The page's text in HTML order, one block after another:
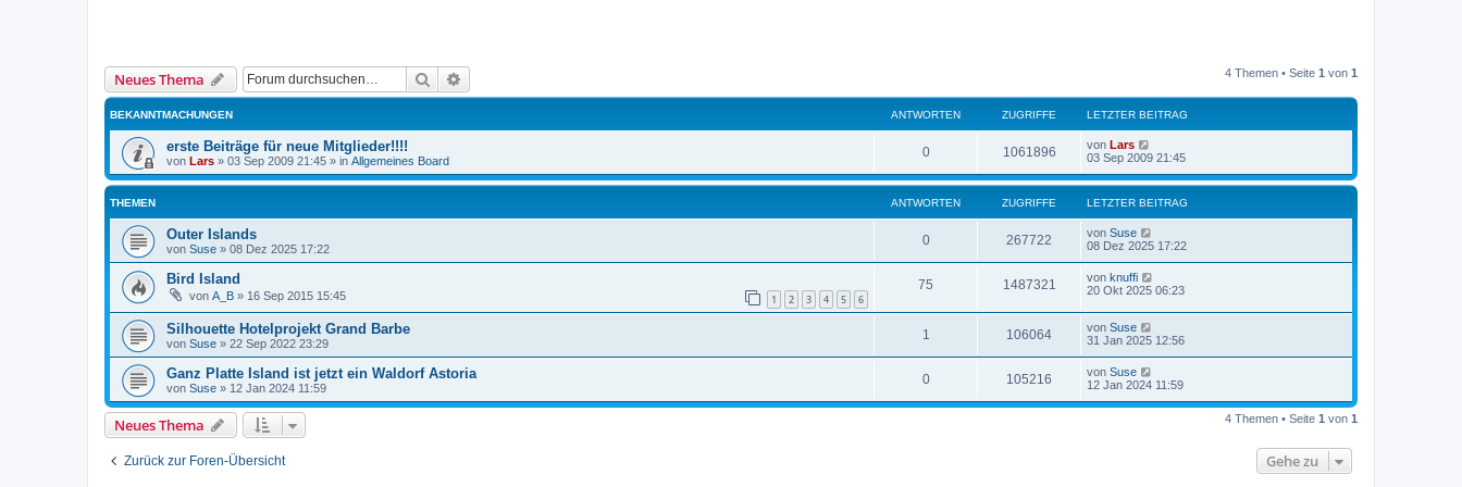
Neues Thema Suche 4 Themen • Seite 1 von 1
BEKANNTMACHUNGEN ANTWORTEN ZUGRIFFE LETZTER BEITRAG
erste Beiträge für neue Mitglieder!!!!
von Lars » 03 Sep 2009 21:45 » in Allgemeines Board
0 1061896 von Lars
03 Sep 2009 21:45
THEMEN ANTWORTEN ZUGRIFFE LETZTER BEITRAG
Outer Islands
von Suse » 08 Dez 2025 17:22
0 267722 von Suse
08 Dez 2025 17:22
Bird Island
von A_B » 16 Sep 2015 15:45 1 2 3 4 5 6
75 1487321 von knuffi
20 Okt 2025 06:23
Silhouette Hotelprojekt Grand Barbe
von Suse » 22 Sep 2022 23:29
1 106064 von Suse
31 Jan 2025 12:56
Ganz Platte Island ist jetzt ein Waldorf Astoria
von Suse » 12 Jan 2024 11:59
0 105216 von Suse
12 Jan 2024 11:59
Neues Thema 4 Themen • Seite 1 von 1
Zurück zur Foren-Übersicht Gehe zu